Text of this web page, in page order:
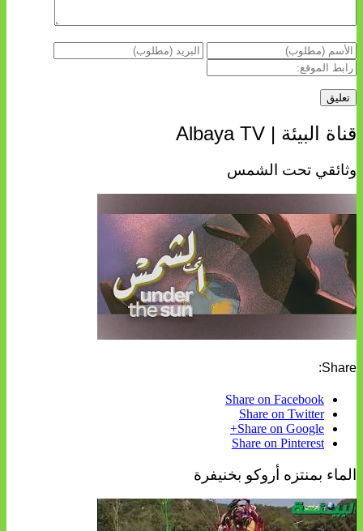
قناة البيئة | Albaya TV
وثائقي تحت الشمس
Share:
Share on Facebook
Share on Twitter
Share on Google+
Share on Pinterest
الماء بمنتزه أروكو بخنيفرة